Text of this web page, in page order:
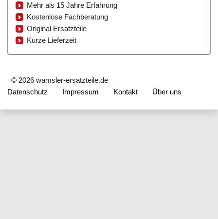
Mehr als 15 Jahre Erfahrung
Kostenlose Fachberatung
Original Ersatzteile
Kurze Lieferzeit
© 2026 wamsler-ersatzteile.de
Datenschutz
Impressum Kontakt Über uns